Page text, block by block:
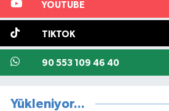
YOUTUBE
TIKTOK
90 553 109 46 40
Yükleniyor...